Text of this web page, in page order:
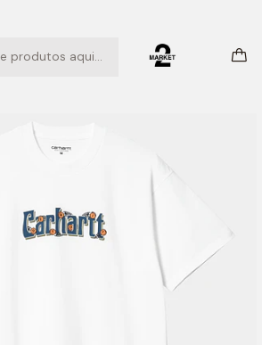
S/S SPIN SCRIPT T-SHIRT (BRANCO)